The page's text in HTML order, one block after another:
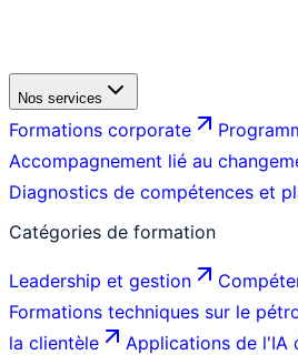
Nos services
Formations corporate
Accompagnement lié au
Diagnostics de compétences et
Catégories de formation
Leadership et gestion
Formations techniques sur le
la clientèle
Applications de l'IA